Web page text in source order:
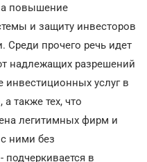
повышение
и защиту инвесторов
Среди прочего речь идет
надлежащих разрешений
инвестиционных услуг в
также тех, что
легитимных фирм и
ними без
подчеркивается в